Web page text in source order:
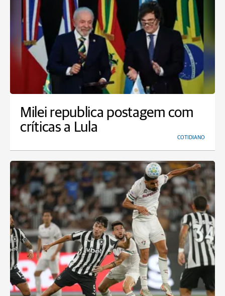
Milei republica postagem com
críticas a Lula
COTIDIANO